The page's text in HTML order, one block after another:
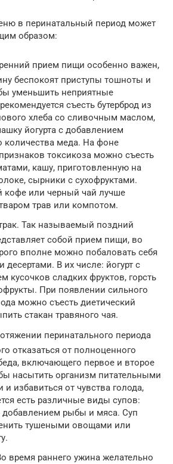
в перинатальный период может
образом:
прием пищи особенно важен,
беспокоят приступы тошноты и
уменьшить неприятные
съесть бутерброд из
хлеба со сливочным маслом,
йогурта с добавлением
количества меда. На фоне
токсикоза можно съесть
кашу, приготовленную на
сырники с сухофруктами.
или черный чай лучше
трав или компотом.
Так называемый поздний
собой прием пищи, во
вполне можно побаловать себя
десертами. В их числе: йогурт с
кусочков сладких фруктов, горсть
При появлении сильного
можно съесть диетический
стакан травяного чая.
перинатального периода
отказаться от полноценного
включающего первое и второе
насытить организм питательными
и избавиться от чувства голода,
есть различные виды супов:
рыбы и мяса. Суп
тушеными овощами или
время раннего ужина желательно